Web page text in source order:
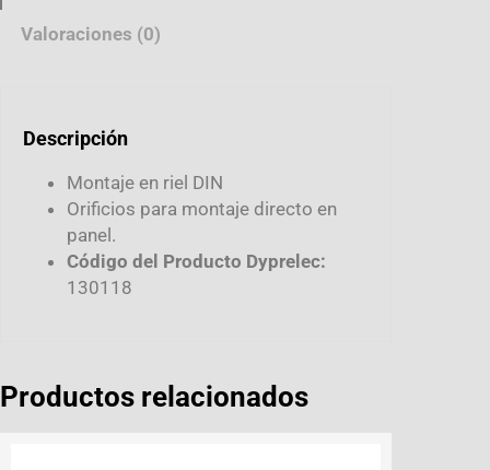
Valoraciones (0)
Descripción
Montaje en riel DIN
Orificios para montaje directo en
panel.
Código del Producto Dyprelec:
130118
Productos relacionados